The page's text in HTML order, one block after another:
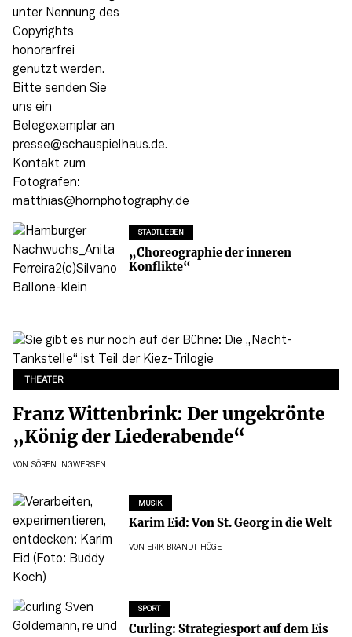
STADTLEBEN
„Choreographie der inneren
Konflikte“
THEATER
Franz Wittenbrink: Der ungekrönte
„König der Liederabende“
VON SÖREN INGWERSEN
MUSIK
Karim Eid: Von St. Georg in die Welt
VON ERIK BRANDT-HÖGE
SPORT
Curling: Strategiesport auf dem Eis